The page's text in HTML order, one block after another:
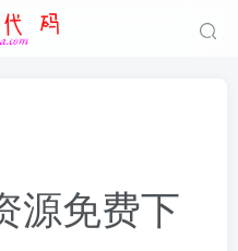
源免费下